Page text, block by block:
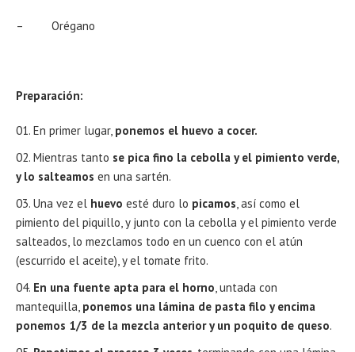
– Orégano
Preparación:
En primer lugar, ponemos el huevo a cocer.
Mientras tanto se pica fino la cebolla y el pimiento verde,
y lo salteamos en una sartén.
Una vez el huevo esté duro lo picamos, así como el
pimiento del piquillo, y junto con la cebolla y el pimiento verde
salteados, lo mezclamos todo en un cuenco con el atún
(escurrido el aceite), y el tomate frito.
En una fuente apta para el horno, untada con
mantequilla, ponemos una lámina de pasta filo y encima
ponemos 1/3 de la mezcla anterior y un poquito de queso.